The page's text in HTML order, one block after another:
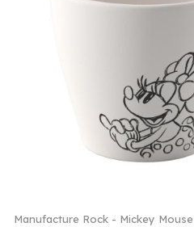
Manufacture Rock - Mickey Mouse